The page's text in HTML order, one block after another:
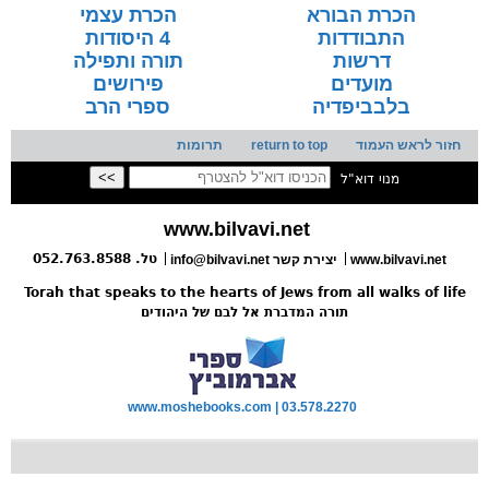
הכרת הבורא
הכרת עצמי
התבודדות
4 היסודות
דרשות
תורה ותפילה
מועדים
פירושים
בלבביפדיה
ספרי הרב
חזור לראש העמוד return to top תרומות
מנוי דוא"ל
www.bilvavi.net
www.bilvavi.net info@bilvavi.net יצירת קשר טל. 052.763.8588
Torah that speaks to the hearts of Jews from all walks of life
תורה המדברת אל לבם של היהודים
www.moshebooks.com | 03.578.2270